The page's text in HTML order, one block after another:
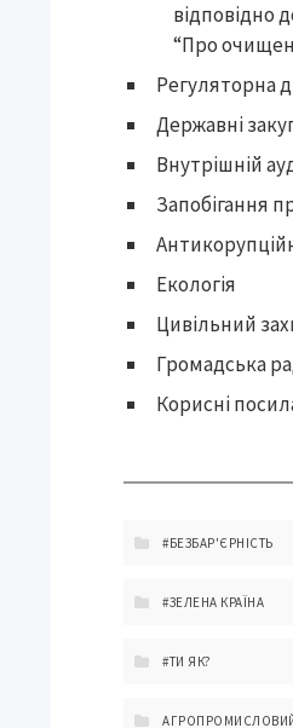
відповідно
“Про
Регуляторна
Державні
Внутрішній
Запобігання
Екологія
Цивільний
Громадська
Корисні
#БЕЗБАР'ЄРНІСТЬ
#ЗЕЛЕНА КРАЇНА
#ТИ ЯК?